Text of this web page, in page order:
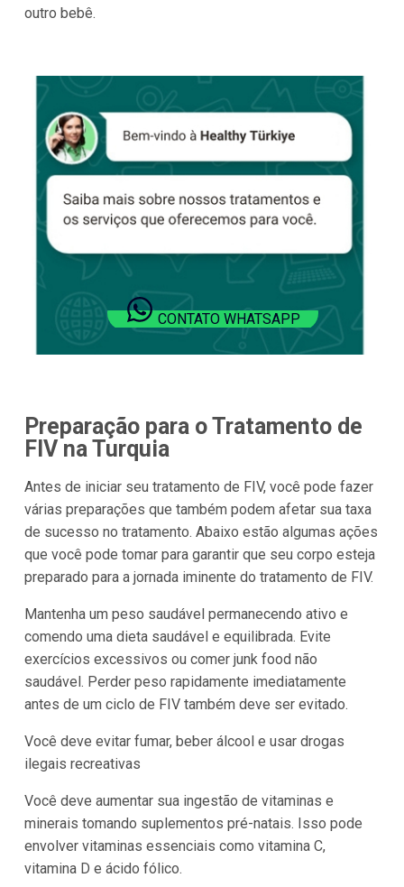
outro bebê.
CONTATO WHATSAPP
Preparação para o Tratamento de
FIV na Turquia
Antes de iniciar seu tratamento de FIV, você pode fazer
várias preparações que também podem afetar sua taxa
de sucesso no tratamento. Abaixo estão algumas ações
que você pode tomar para garantir que seu corpo esteja
preparado para a jornada iminente do tratamento de FIV.
Mantenha um peso saudável permanecendo ativo e
comendo uma dieta saudável e equilibrada. Evite
exercícios excessivos ou comer junk food não
saudável. Perder peso rapidamente imediatamente
antes de um ciclo de FIV também deve ser evitado.
Você deve evitar fumar, beber álcool e usar drogas
ilegais recreativas
Você deve aumentar sua ingestão de vitaminas e
minerais tomando suplementos pré-natais. Isso pode
envolver vitaminas essenciais como vitamina C,
vitamina D e ácido fólico.